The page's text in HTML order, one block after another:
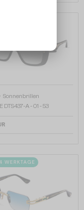
Sonnenbrillen
DTS437-A - 01 - 53
WERKTAGE